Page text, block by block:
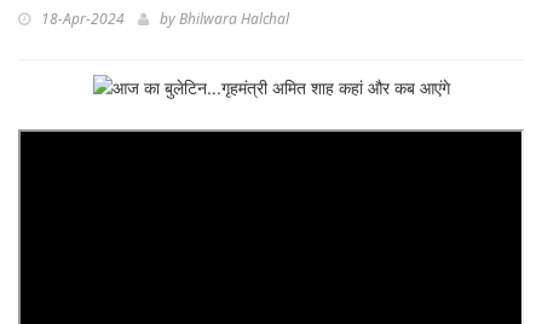
18-Apr-2024 byBhilwara Halchal